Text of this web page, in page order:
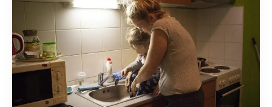
[ENG][ESP][GER][FR]
Chceš newsletter?